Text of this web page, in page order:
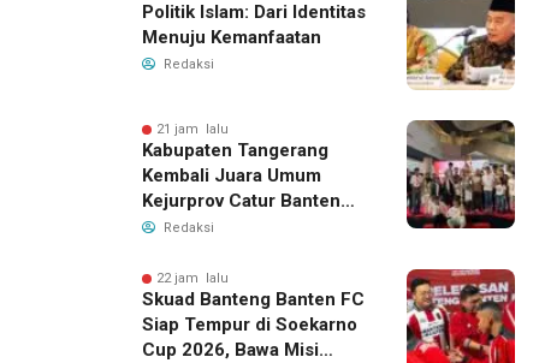
Politik Islam: Dari Identitas
Menuju Kemanfaatan
Redaksi
21 jam lalu
Kabupaten Tangerang
Kembali Juara Umum
Kejurprov Catur Banten
2026, Raih 24 Medali
Redaksi
22 jam lalu
Skuad Banteng Banten FC
Siap Tempur di Soekarno
Cup 2026, Bawa Misi